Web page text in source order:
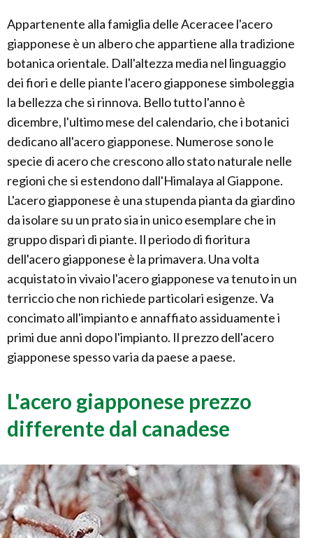
Appartenente alla famiglia delle Aceracee l'acero
giapponese è un albero che appartiene alla tradizione
botanica orientale. Dall'altezza media nel linguaggio
dei fiori e delle piante l'acero giapponese simboleggia
la bellezza che si rinnova. Bello tutto l'anno è
dicembre, l'ultimo mese del calendario, che i botanici
dedicano all'acero giapponese. Numerose sono le
specie di acero che crescono allo stato naturale nelle
regioni che si estendono dall'Himalaya al Giappone.
L'acero giapponese è una stupenda pianta da giardino
da isolare su un prato sia in unico esemplare che in
gruppo dispari di piante. Il periodo di fioritura
dell'acero giapponese è la primavera. Una volta
acquistato in vivaio l'acero giapponese va tenuto in un
terriccio che non richiede particolari esigenze. Va
concimato all'impianto e annaffiato assiduamente i
primi due anni dopo l'impianto. Il prezzo dell'acero
giapponese spesso varia da paese a paese.
L'acero giapponese prezzo
differente dal canadese